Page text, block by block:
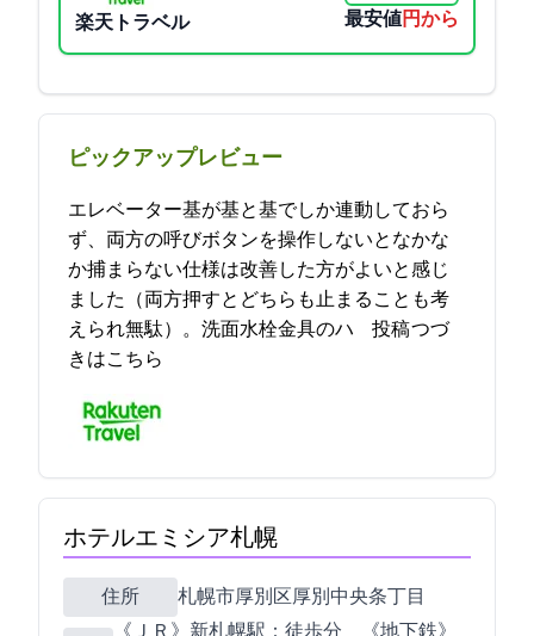
楽天トラベル 最安値3800円から
ピックアップレビュー
エレベーター4基が2基と2基でしか連動しておら
ず、両方の呼びボタンを操作しないとなかな
か捕まらない仕様は改善した方がよいと感じ
ました（両方押すとどちらも止まることも考
えられ無駄）。洗面水栓金具のハ… 2021-12-12 11:13:03投稿つづ
きはこちら
ホテルエミシア札幌
住所
札幌市厚別区厚別中央2条5丁目
《ＪＲ》新札幌駅：徒歩3分 《地下鉄》